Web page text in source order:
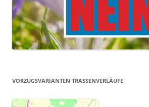
VORZUGSVARIANTEN TRASSENVERLÄUFE